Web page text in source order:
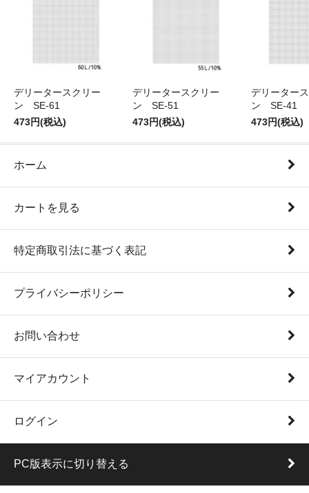
デリータースクリー
ン SE-61
473円(税込)
デリータースクリー
ン SE-51
473円(税込)
デリーター
ン SE-41
473円(税込)
ホーム
カートを見る
特定商取引法に基づく表記
プライバシーポリシー
お問い合わせ
マイアカウント
ログイン
PC版表示に切り替える